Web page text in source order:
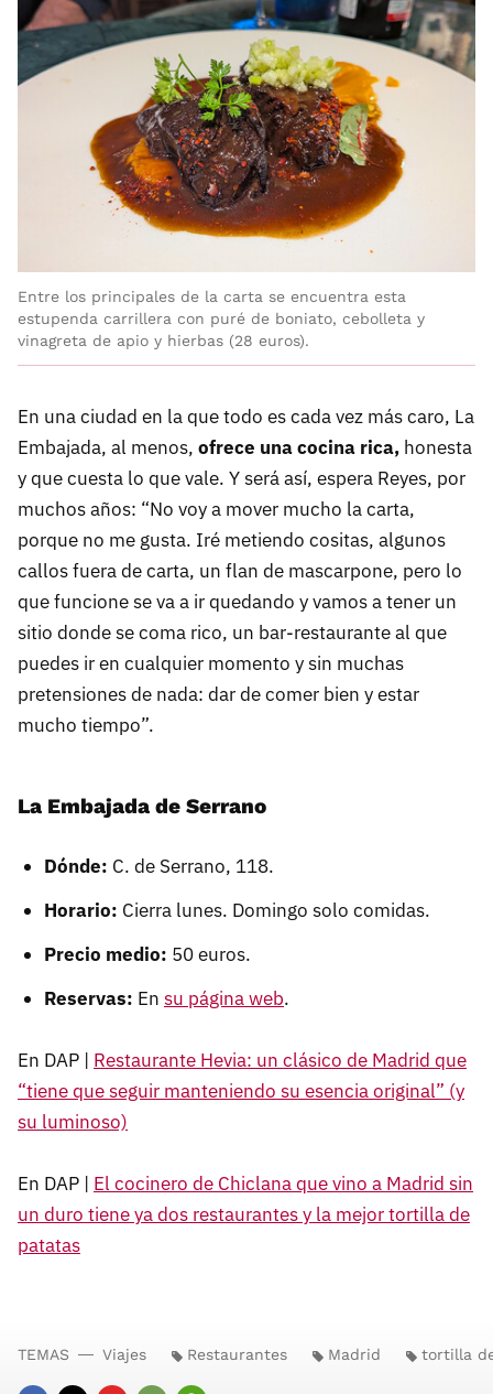
Entre los principales de la carta se encuentra esta
estupenda carrillera con puré de boniato, cebolleta y
vinagreta de apio y hierbas (28 euros).
En una ciudad en la que todo es cada vez más caro, La
Embajada, al menos, ofrece una cocina rica, honesta
y que cuesta lo que vale. Y será así, espera Reyes, por
muchos años: “No voy a mover mucho la carta,
porque no me gusta. Iré metiendo cositas, algunos
callos fuera de carta, un flan de mascarpone, pero lo
que funcione se va a ir quedando y vamos a tener un
sitio donde se coma rico, un bar-restaurante al que
puedes ir en cualquier momento y sin muchas
pretensiones de nada: dar de comer bien y estar
mucho tiempo”.
La Embajada de Serrano
Dónde: C. de Serrano, 118.
Horario: Cierra lunes. Domingo solo comidas.
Precio medio: 50 euros.
Reservas: En su página web.
En DAP | Restaurante Hevia: un clásico de Madrid que
“tiene que seguir manteniendo su esencia original” (y
su luminoso)
En DAP | El cocinero de Chiclana que vino a Madrid sin
un duro tiene ya dos restaurantes y la mejor tortilla de
patatas
TEMAS Viajes Restaurantes Madrid tortilla